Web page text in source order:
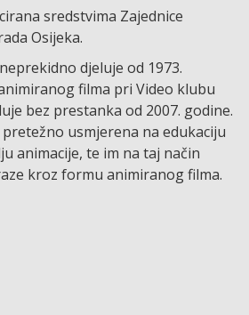
sredstvima Zajednice
Osijeka.
djeluje od 1973.
filma pri Video klubu
bez prestanka od 2007. godine.
usmjerena na edukaciju
animacije, te im na taj način
kroz formu animiranog filma.